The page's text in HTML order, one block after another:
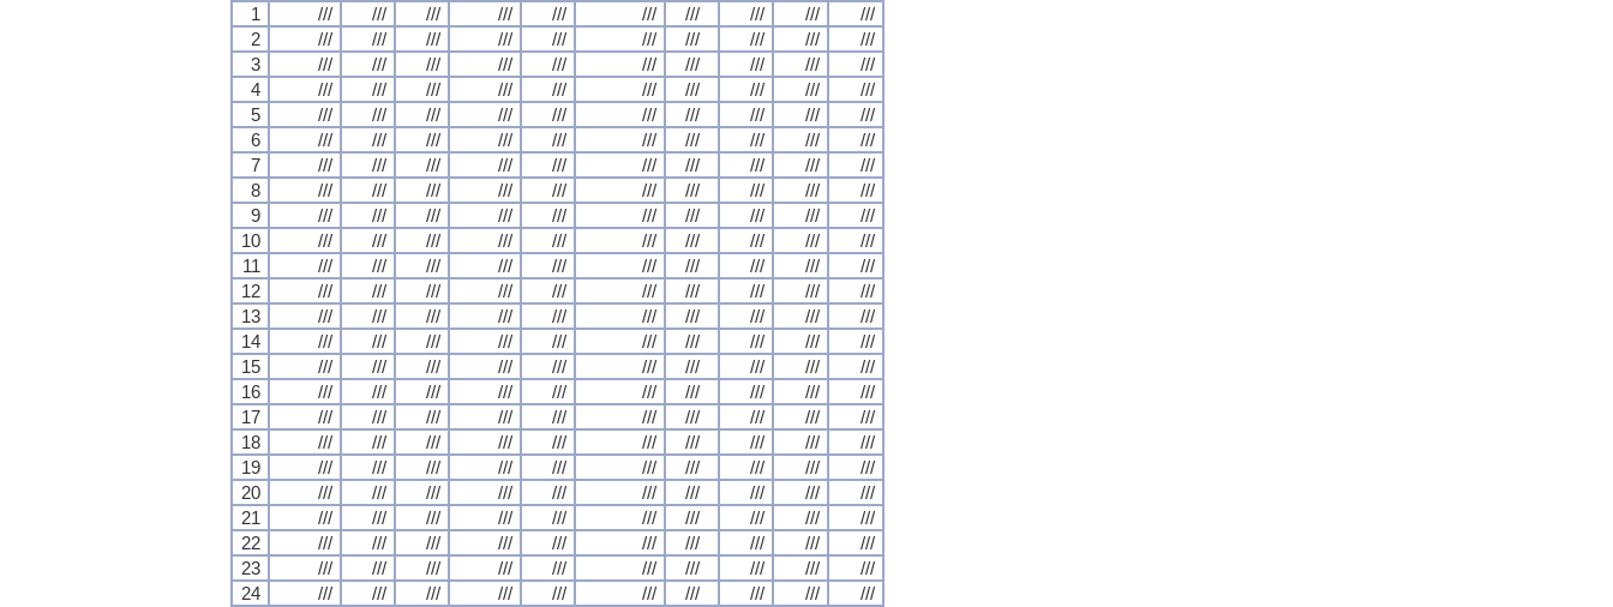
1
/// /// /// /// /// /// /// /// ///
///
2
/// /// /// /// /// /// /// /// ///
///
3
/// /// /// /// /// /// /// /// ///
///
4
/// /// /// /// /// /// /// /// ///
///
5
/// /// /// /// /// /// /// /// ///
///
6
/// /// /// /// /// /// /// /// ///
///
7
/// /// /// /// /// /// /// /// ///
///
8
/// /// /// /// /// /// /// /// ///
///
9
/// /// /// /// /// /// /// /// ///
///
10
/// /// /// /// /// /// /// /// ///
///
11
/// /// /// /// /// /// /// /// ///
///
12
/// /// /// /// /// /// /// /// ///
///
13
/// /// /// /// /// /// /// /// ///
///
14
/// /// /// /// /// /// /// /// ///
///
15
/// /// /// /// /// /// /// /// ///
///
16
/// /// /// /// /// /// /// /// ///
///
17
/// /// /// /// /// /// /// /// ///
///
18
/// /// /// /// /// /// /// /// ///
///
19
/// /// /// /// /// /// /// /// ///
///
20
/// /// /// /// /// /// /// /// ///
///
21
/// /// /// /// /// /// /// /// ///
///
22
/// /// /// /// /// /// /// /// ///
///
23
/// /// /// /// /// /// /// /// ///
///
24
/// /// /// /// /// /// /// /// /// ///